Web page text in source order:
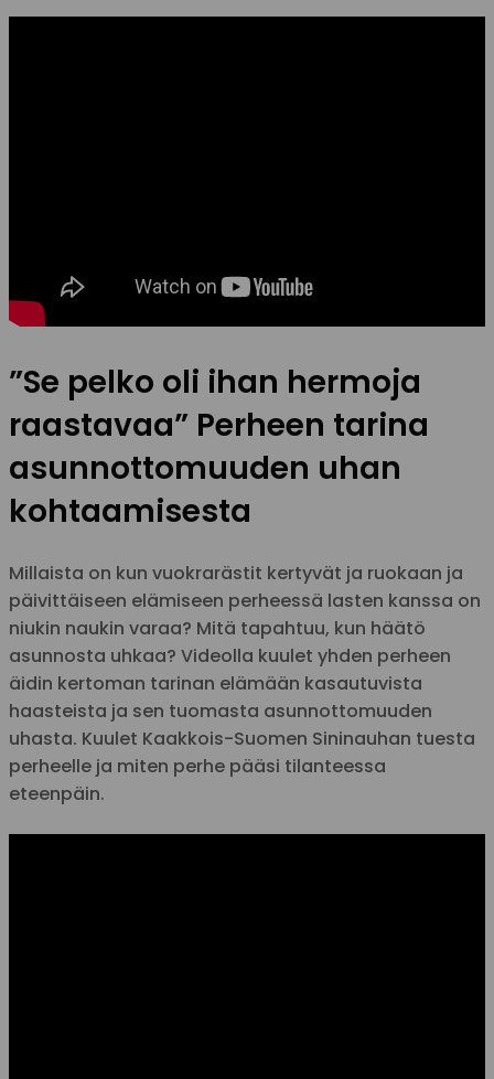
”Se pelko oli ihan hermoja
raastavaa” Perheen tarina
asunnottomuuden uhan
kohtaamisesta
Millaista on kun vuokrarästit kertyvät ja ruokaan ja
päivittäiseen elämiseen perheessä lasten kanssa on
niukin naukin varaa? Mitä tapahtuu, kun häätö
asunnosta uhkaa? Videolla kuulet yhden perheen
äidin kertoman tarinan elämään kasautuvista
haasteista ja sen tuomasta asunnottomuuden
uhasta. Kuulet Kaakkois-Suomen Sininauhan tuesta
perheelle ja miten perhe pääsi tilanteessa
eteenpäin.